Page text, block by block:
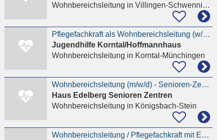
Wohnbereichsleitung in Villingen-Schwenningen
Pflegefachkraft als Wohnbereichsleitung (w/m/d)
Jugendhilfe Korntal/Hoffmannhaus
Wohnbereichsleitung in Korntal-Münchingen
Wohnbereichsleitung (m/w/d) - Senioren-Zentrum Königsbach-Stein
Haus Edelberg Senioren Zentren
Wohnbereichsleitung in Königsbach-Stein
Wohnbereichsleitung / Pflegefachkraft mit Entwicklungsperspektive (m/w/d)